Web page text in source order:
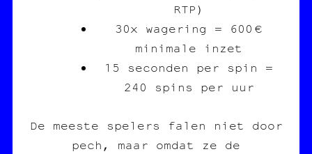
RTP)
30x wagering = 600 €
minimale inzet
15 seconden per spin =
240 spins per uur
De meeste spelers falen niet door
pech, maar omdat ze de